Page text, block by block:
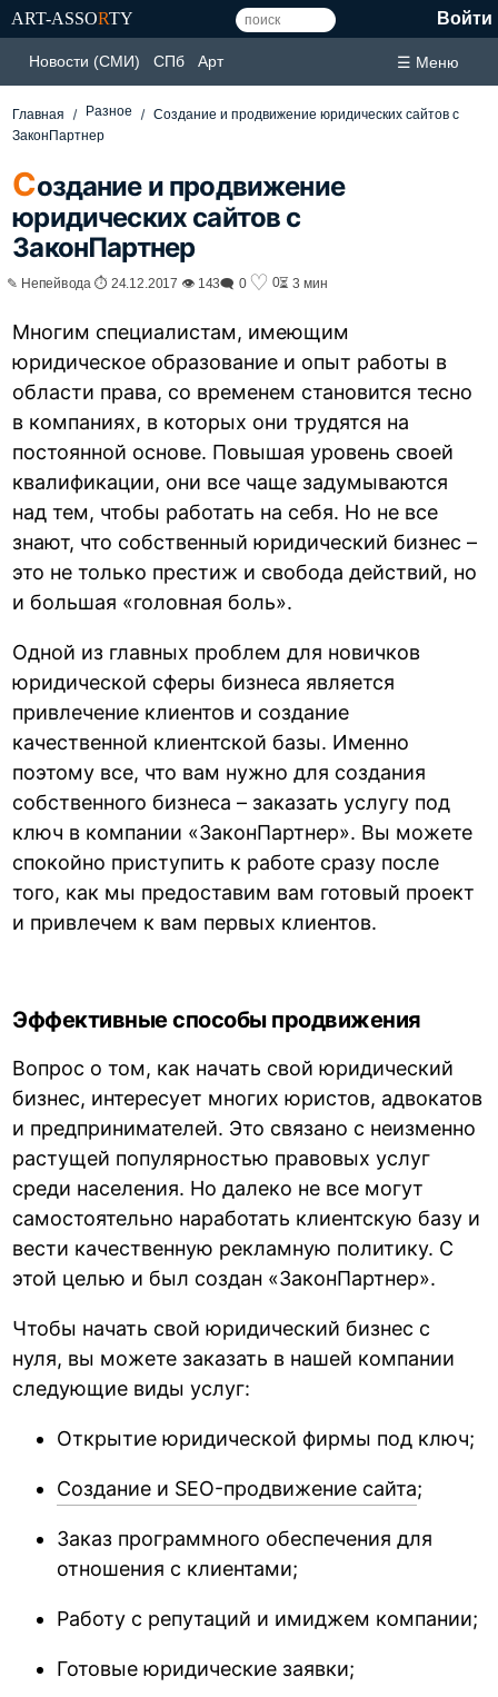
ART-ASSORTY Войти
Новости (СМИ) СПб Арт ☰ Меню
Главная Разное
Создание и продвижение юридических сайтов с
ЗаконПартнер
Создание и продвижение
юридических сайтов с
ЗаконПартнер
✎ Непейвода ⏱ 24.12.2017 👁 143🗨 0 ♡ 0⏳ 3 мин
Многим специалистам, имеющим
юридическое образование и опыт работы в
области права, со временем становится тесно
в компаниях, в которых они трудятся на
постоянной основе. Повышая уровень своей
квалификации, они все чаще задумываются
над тем, чтобы работать на себя. Но не все
знают, что собственный юридический бизнес –
это не только престиж и свобода действий, но
и большая «головная боль».
Одной из главных проблем для новичков
юридической сферы бизнеса является
привлечение клиентов и создание
качественной клиентской базы. Именно
поэтому все, что вам нужно для создания
собственного бизнеса – заказать услугу под
ключ в компании «ЗаконПартнер». Вы можете
спокойно приступить к работе сразу после
того, как мы предоставим вам готовый проект
и привлечем к вам первых клиентов.
Эффективные способы продвижения
Вопрос о том, как начать свой юридический
бизнес, интересует многих юристов, адвокатов
и предпринимателей. Это связано с неизменно
растущей популярностью правовых услуг
среди населения. Но далеко не все могут
самостоятельно наработать клиентскую базу и
вести качественную рекламную политику. С
этой целью и был создан «ЗаконПартнер».
Чтобы начать свой юридический бизнес с
нуля, вы можете заказать в нашей компании
следующие виды услуг:
Открытие юридической фирмы под ключ;
Создание и SEO-продвижение сайта;
Заказ программного обеспечения для
отношения с клиентами;
Работу с репутаций и имиджем компании;
Готовые юридические заявки;